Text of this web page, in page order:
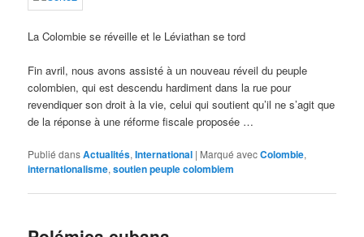
La Colombie se réveille et le Léviathan se tord
Fin avril, nous avons assisté à un nouveau réveil du peuple
colombien, qui est descendu hardiment dans la rue pour
revendiquer son droit à la vie, celui qui soutient qu’il ne s’agit que
de la réponse à une réforme fiscale proposée …
Publié dansActualités,International | Marqué avecColombie,
internationalisme,soutien peuple colombiem